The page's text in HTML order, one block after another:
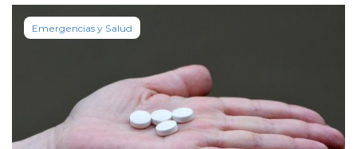
Emergencias y Salud